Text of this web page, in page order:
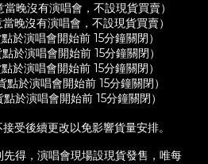
晚沒有演唱會，不設現貨買賣）
晚沒有演唱會，不設現貨買賣）
演唱會開始前 15分鐘關閉）
於演唱會開始前 15分鐘關閉）
於演唱會開始前 15分鐘關閉）
點於演唱會開始前 15分鐘關閉）
點於演唱會開始前 15分鐘關閉）
受後續更改以免影響貨量安排。
得，演唱會現場設現貨發售，唯每